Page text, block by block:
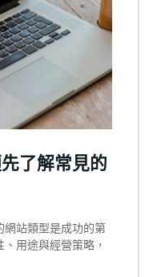
了解常見的
網站類型是成功的第
用途與經營策略，